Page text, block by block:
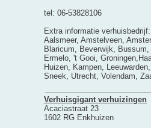
tel: 06-53828106
Extra informatie verhuisbedrijf:
Aalsmeer, Amstelveen,
Blaricum, Beverwijk,
Ermelo, 't Gooi,
Huizen, Kampen,
Sneek, Utrecht, Volendam,
Verhuisgigant verhuizingen
Acaciastraat 23
1602 RG Enkhuizen